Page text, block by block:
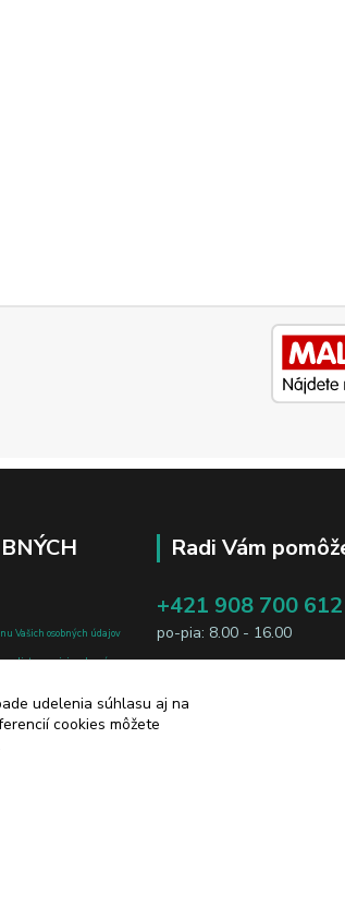
Vašich osobných údajov
o svojej osobe, sú
Radi Vám
+421 908 700 612
po-pia: 8.00 - 16.00
udelenia súhlasu aj na
cookies môžete